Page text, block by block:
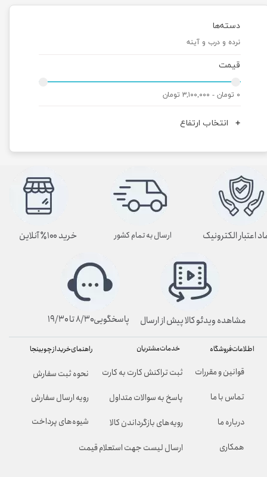
دسته‌ها
نرده و درب و آینه
قیمت
۰ تومان - ۳,۱۰۰,۰۰۰ تومان
انتخاب ارتفاع
راهنمای خرید از چوبینجا
نحوه ثبت سفارش
رویه ارسال سفارش
شیوه‌های پرداخت
خدمات مشتریان
ثبت تراکنش کارت به کارت
پاسخ به سوالات متداول
رویه‌های بازگرداندن کالا
ارسال لیست جهت استعلام قیمت
اطلاعات فروشگاه
قوانین و مقررات
تماس با ما
درباره ما
همکاری
ارسال به تمام کشور
پاسخگویی۸/۳۰ تا ۱۹/۳۰
اعتبار الکترونیک خرید ۱۰۰٪ آنلاین
مشاهده ویدئو کالا پیش از ارسال